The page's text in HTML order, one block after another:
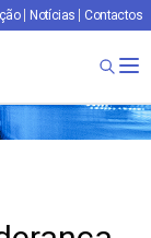
Notícias Contactos